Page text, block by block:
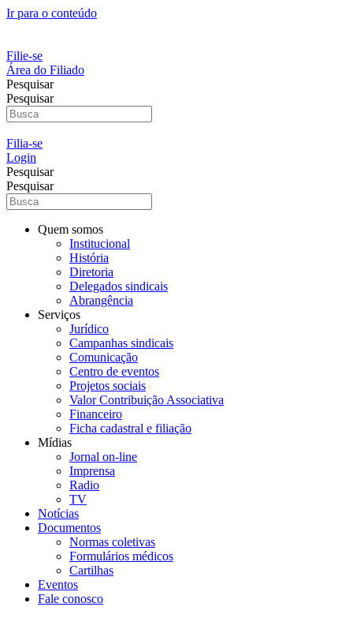
Ir para o conteúdo
Filie-se
Área do Filiado
Pesquisar
Pesquisar
Filia-se
Login
Pesquisar
Pesquisar
Quem somos
Institucional
História
Diretoria
Delegados sindicais
Abrangência
Serviços
Jurídico
Campanhas sindicais
Comunicação
Centro de eventos
Projetos sociais
Valor Contribuição Associativa
Financeiro
Ficha cadastral e filiação
Mídias
Jornal on-line
Imprensa
Radio
TV
Notícias
Documentos
Normas coletivas
Formulários médicos
Cartilhas
Eventos
Fale conosco